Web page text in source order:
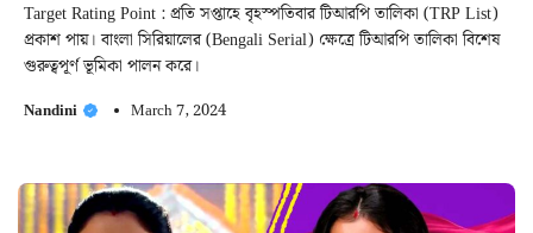
Target Rating Point : প্রতি সপ্তাহে বৃহস্পতিবার টিআরপি তালিকা (TRP List)
প্রকাশ পায়। বাংলা সিরিয়ালের (Bengali Serial) ক্ষেত্রে টিআরপি তালিকা বিশেষ
গুরুত্বপূর্ণ ভূমিকা পালন করে।
Nandini March 7, 2024